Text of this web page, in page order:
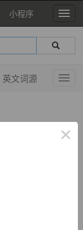
小程序
英文词源
×